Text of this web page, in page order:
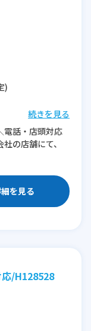
)
続きを見る
電話・店頭対応
の店舗にて、
を見る
/H128528